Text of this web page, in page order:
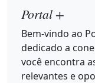
Portal +
Bem-vindo ao
dedicado a
você encontra
relevantes e